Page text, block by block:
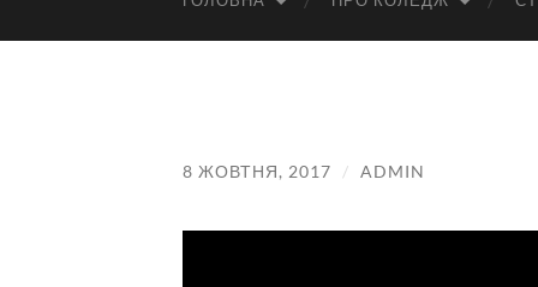
8 ЖОВТНЯ, 2017 / ADMIN